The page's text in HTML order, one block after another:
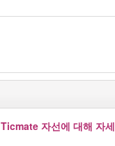
Ticmate 자선에 대해 자